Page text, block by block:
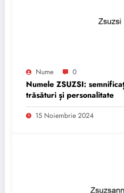
Nume 0
Numele ZSUZSI:
trăsături și personalitate
15 Noiembrie 2024